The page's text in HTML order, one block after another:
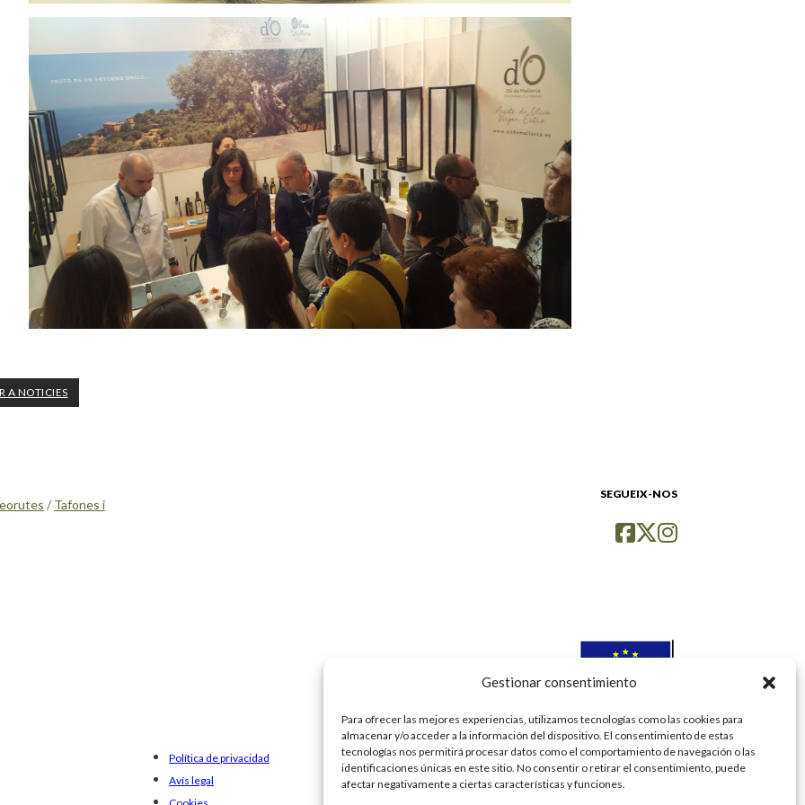
Gestionar consentimiento
Para ofrecer las mejores experiencias, utilizamos tecnologías como las cookies para
almacenar y/o acceder a la información del dispositivo. El consentimiento de estas
tecnologías nos permitirá procesar datos como el comportamiento de navegación o las
identificaciones únicas en este sitio. No consentir o retirar el consentimiento, puede
afectar negativamente a ciertas características y funciones.
A NOTICIES
/ Tafones i
SEGUEIX-NOS
Política de privacidad
Avís legal